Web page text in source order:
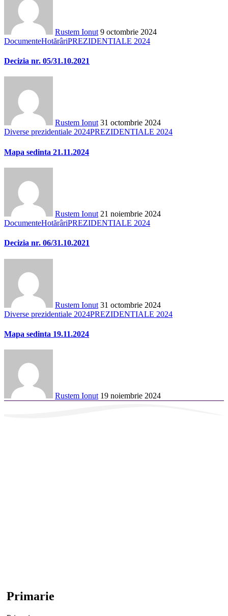
Rustem Ionut 9 octombrie 2024
DocumenteHotărâriPREZIDENTIALE 2024
Decizia nr. 05/31.10.2021
Rustem Ionut 31 octombrie 2024
Diverse prezidentiale 2024PREZIDENTIALE 2024
Mapa sedinta 21.11.2024
Rustem Ionut 21 noiembrie 2024
DocumenteHotărâriPREZIDENTIALE 2024
Decizia nr. 06/31.10.2021
Rustem Ionut 31 octombrie 2024
Diverse prezidentiale 2024PREZIDENTIALE 2024
Mapa sedinta 19.11.2024
Rustem Ionut 19 noiembrie 2024
Primarie